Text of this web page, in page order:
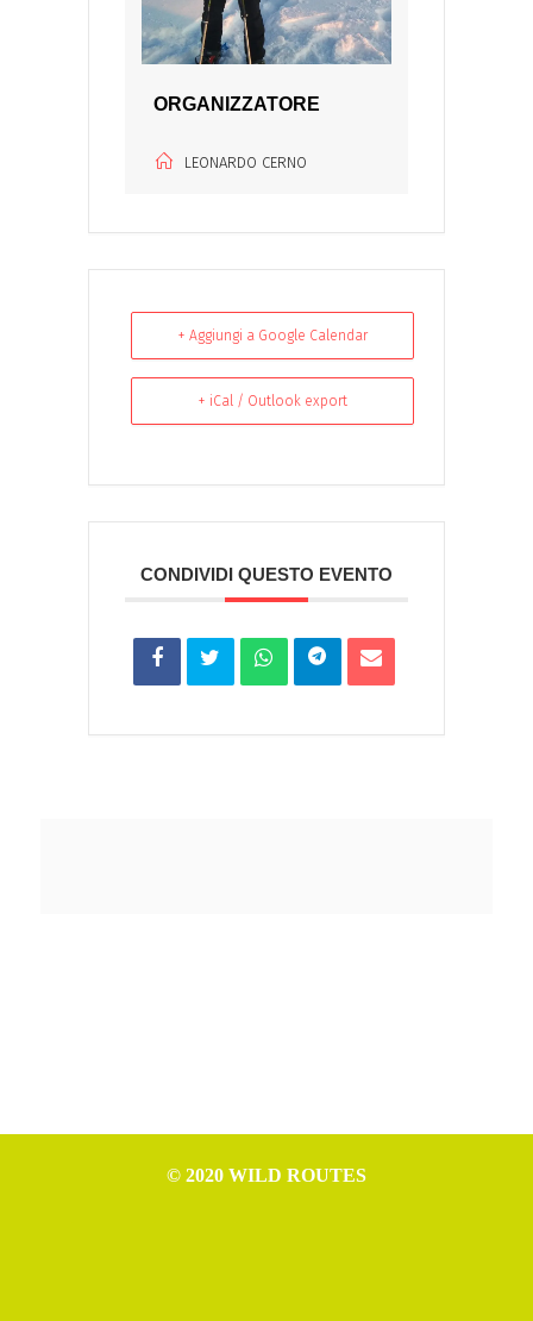
ORGANIZZATORE
LEONARDO CERNO
+ Aggiungi a Google Calendar
+ iCal / Outlook export
CONDIVIDI QUESTO EVENTO
© 2020 WILD ROUTES